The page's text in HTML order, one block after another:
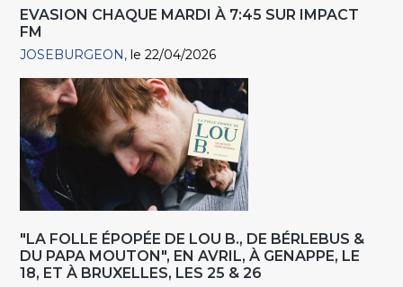
EVASION CHAQUE MARDI À 7:45 SUR IMPACT
FM
JOSEBURGEON le 22/04/2026
"LA FOLLE ÉPOPÉE DE LOU B., DE BÉRLEBUS &
DU PAPA MOUTON", EN AVRIL, À GENAPPE, LE
18, ET À BRUXELLES, LES 25 & 26